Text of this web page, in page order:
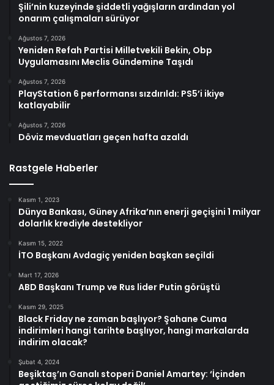
Şili’nin kuzeyinde şiddetli yağışların ardından yol
onarım çalışmaları sürüyor
Ağustos 7, 2026
Yeniden Refah Partisi Milletvekili Bekin, Obp
Uygulamasını Meclis Gündemine Taşıdı
Ağustos 7, 2026
PlayStation 6 performansı sızdırıldı: PS5’i ikiye
katlayabilir
Ağustos 7, 2026
Döviz mevduatları geçen hafta azaldı
Rastgele Haberler
Kasım 1, 2023
Dünya Bankası, Güney Afrika’nın enerji geçişini 1 milyar
dolarlık krediyle destekliyor
Kasım 15, 2022
İTO Başkanı Avdagiç yeniden başkan seçildi
Mart 17, 2026
ABD Başkanı Trump ve Rus lider Putin görüştü
Kasım 29, 2025
Black Friday ne zaman başlıyor? Şahane Cuma
indirimleri hangi tarihte başlıyor, hangi markalarda
indirim olacak?
Şubat 4, 2024
Beşiktaş’ın Ganalı stoperi Daniel Amartey: ‘İçinden